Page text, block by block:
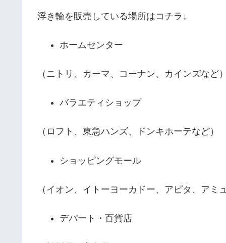
浮き輪を販売している場所はコチラ↓
ホームセンター
（ニトリ、カーマ、コーナン、カインズなど）
バラエティショップ
（ロフト、東急ハンズ、ドンキホーテなど）
ショッピングモール
（イオン、イトーヨーカドー、アピタ、アミ
デパート・百貨店